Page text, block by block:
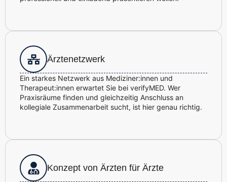
Ärztenetzwerk
Ein starkes Netzwerk aus Mediziner:innen und
Therapeut:innen erwartet Sie bei verifyMED. Wer
Praxisräume finden und gleichzeitig Anschluss an
kollegiale Zusammenarbeit sucht, ist hier genau richtig.
Konzept von Ärzten für Ärzte